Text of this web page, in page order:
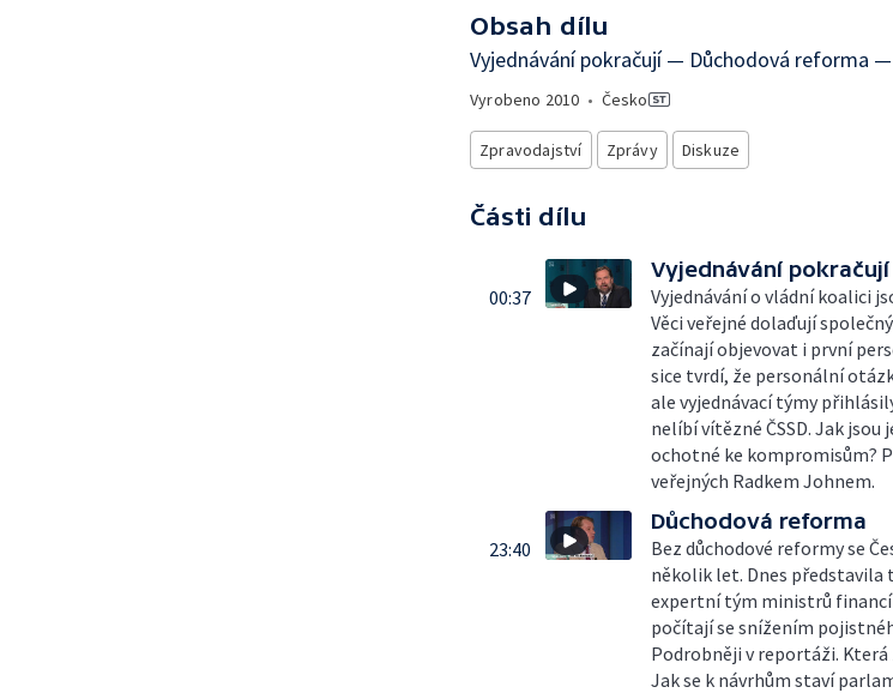
Obsah dílu
Vyjednávání pokračují — Důchodová reforma —
Vyrobeno 2010 • Česko
Zpravodajství Zprávy Diskuze
Části dílu
00:37
Vyjednávání pokračují
Vyjednávání o vládní koalici
Věci veřejné dolaďují
začínají objevovat i první
sice tvrdí, že personální
ale vyjednávací týmy
nelíbí vítězné ČSSD. Jak
ochotné ke kompromisům?
veřejných Radkem Johnem.
23:40
Důchodová reforma
Bez důchodové reformy se
několik let. Dnes představila
expertní tým ministrů financí
počítají se snížením
Podrobněji v reportáži.
Jak se k návrhům staví